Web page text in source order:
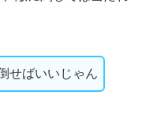
せばいいじゃん